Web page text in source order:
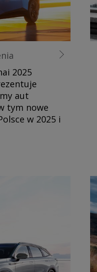
2025
aut
tym nowe
w 2025 i